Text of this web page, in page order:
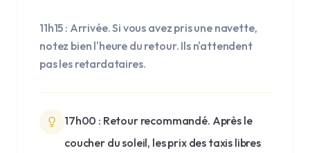
11h15 : Arrivée. Si vous avez pris une navette,
notez bien l'heure du retour. Ils n'attendent
pas les retardataires.
17h00 : Retour recommandé. Après le
coucher du soleil, les prix des taxis libres